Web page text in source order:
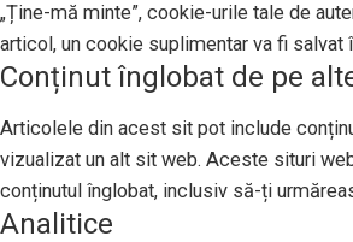
„Ține-mă minte”, cookie-urile tale de
articol, un cookie suplimentar va fi
Conținut înglobat de pe
Articolele din acest sit pot include
vizualizat un alt sit web. Aceste situri
conținutul înglobat, inclusiv să-ți
Analitice